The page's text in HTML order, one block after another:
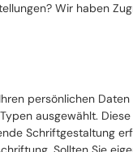
Wir haben
persönlichen
ausgewählt.
Schriftgestaltung